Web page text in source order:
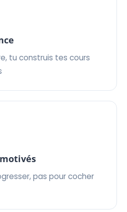
tu construis tes cours
pas pour cocher